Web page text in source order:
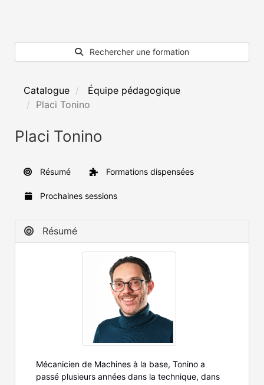
Rechercher une formation
Catalogue
Équipe pédagogique
Placi Tonino
Placi Tonino
Résumé Formations dispensées
Prochaines sessions
Résumé
Mécanicien de Machines à la base, Tonino a
passé plusieurs années dans la technique, dans